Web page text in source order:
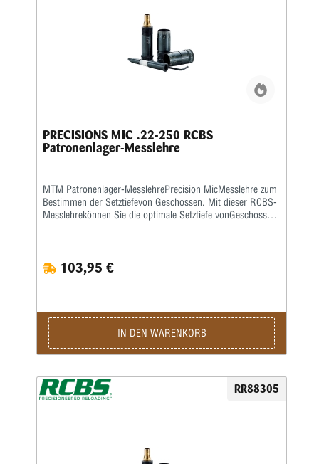
PRECISIONS MIC .22-250 RCBS
Patronenlager-Messlehre
MTM Patronenlager-MesslehrePrecision MicMesslehre zum
Bestimmen der Setztiefevon Geschossen. Mit dieser RCBS-
Messlehrekönnen Sie die optimale Setztiefe vonGeschossen
deutschsprachigeBedienanleitung wird mitgeliefert.
103,95 €
IN DEN WARENKORB
RR88305